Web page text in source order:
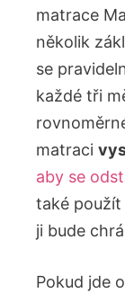
matrace
několik
se
každé tři
matraci
aby se
také
ji bude
Pokud jde